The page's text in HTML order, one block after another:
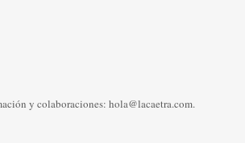
y colaboraciones: hola@lacaetra.com.